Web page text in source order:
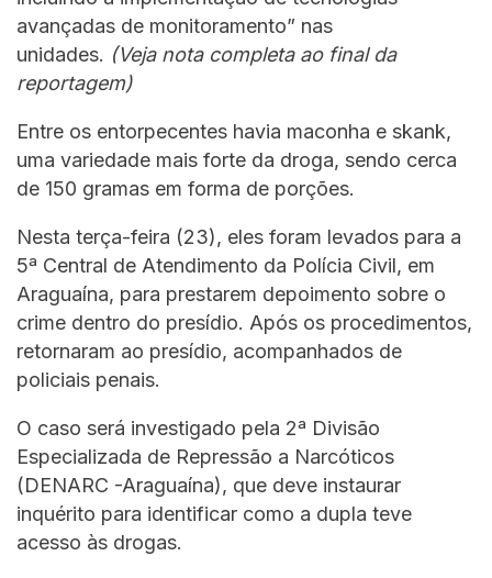
avançadas de monitoramento” nas
unidades. (Veja nota completa ao final da
reportagem)
Entre os entorpecentes havia maconha e skank,
uma variedade mais forte da droga, sendo cerca
de 150 gramas em forma de porções.
Nesta terça-feira (23), eles foram levados para a
5ª Central de Atendimento da Polícia Civil, em
Araguaína, para prestarem depoimento sobre o
crime dentro do presídio. Após os procedimentos,
retornaram ao presídio, acompanhados de
policiais penais.
O caso será investigado pela 2ª Divisão
Especializada de Repressão a Narcóticos
(DENARC -Araguaína), que deve instaurar
inquérito para identificar como a dupla teve
acesso às drogas.